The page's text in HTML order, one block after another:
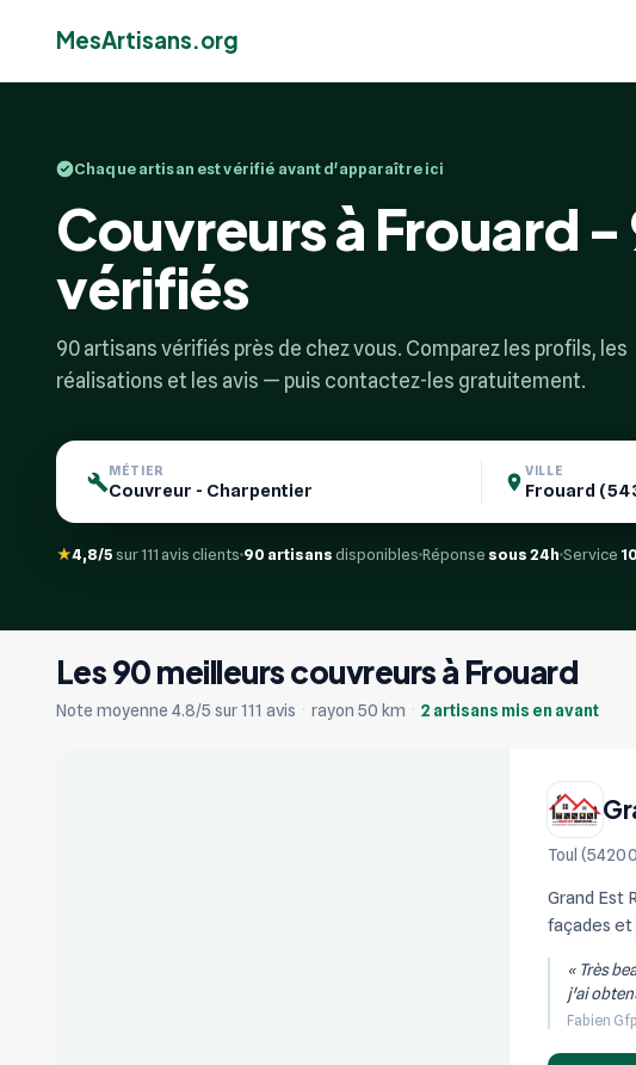
MesArtisans.org
Chaque artisan est vérifié avant d'apparaître ici
Couvreurs à Frouard
vérifiés
90 artisans vérifiés près de chez vous. Comparez les profils, les
réalisations et les avis — puis contactez-les gratuitement.
MÉTIER VILLE
★4,8/5sur 111 avis clients 90 artisansdisponibles Réponse sous 24h Service
Les 90 meilleurs couvreurs à Frouard
Note moyenne 4.8/5 sur 111 avis · rayon 50 km · 2 artisans mis en avant
Toul
Grand Est
façades et
« Très
j'ai
Fabien